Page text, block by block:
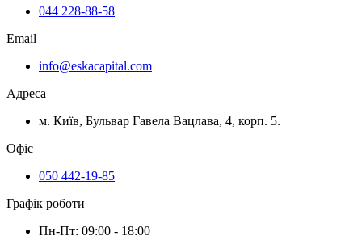
044 228-88-58
Email
info@eskacapital.com
Адреса
м. Київ, Бульвар Гавела Вацлава, 4, корп. 5.
Офіс
050 442-19-85
Графік роботи
Пн-Пт: 09:00 - 18:00